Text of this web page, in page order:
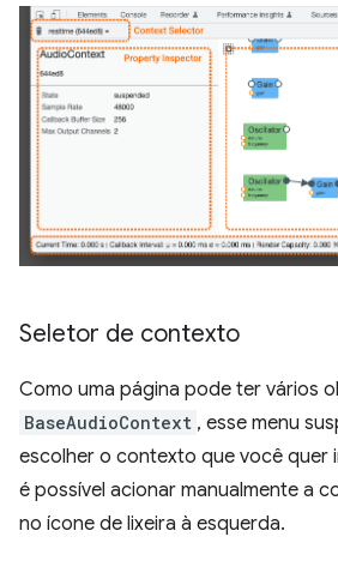
Seletor de contexto
Como uma página pode ter vários
BaseAudioContext , esse menu
escolher o contexto que você quer
é possível acionar manualmente a
no ícone de lixeira à esquerda.